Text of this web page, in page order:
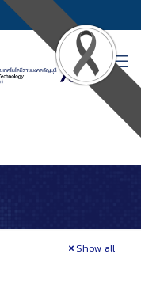
Show all